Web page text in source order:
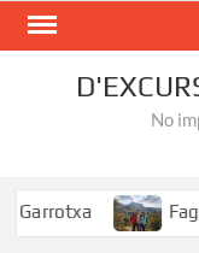
Skip
No
Fageda